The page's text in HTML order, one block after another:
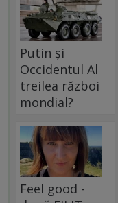
Putin și
Occidentul Al
treilea război
mondial?
Feel good -